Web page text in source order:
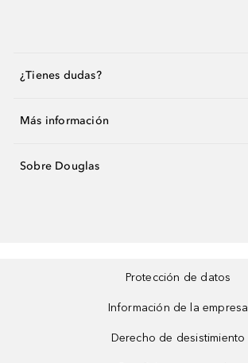
¿Tienes dudas?
Más información
Sobre Douglas
Protección de datos
Información de la empresa
Derecho de desistimiento